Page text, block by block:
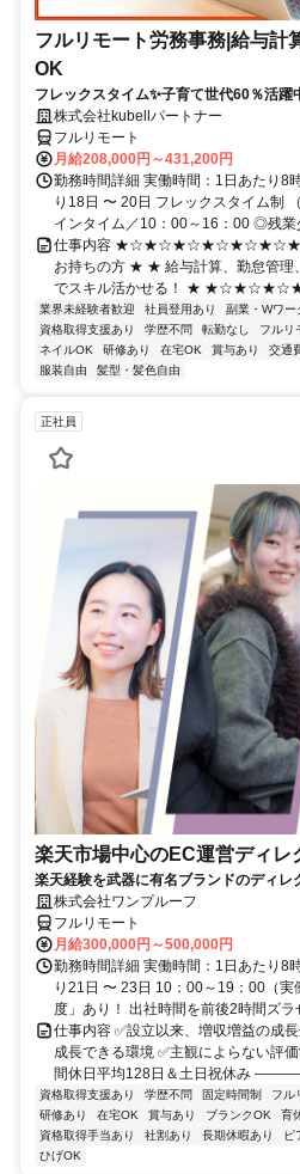
フルリモート労務事務|給与計
OK
フレックスタイム✨子育て世代60％活躍
株式会社kubellパートナー
フルリモート
月給208,000円～431,200円
勤務時間詳細 実働時間：1日あたり8
り18日 〜 20日 フレックスタイム制
インタイム／10：00～16：00 ◎残業
仕事内容
お持ちの方 ★ ★ 給与計算、勤怠管
でスキル活かせる！ ★
業界未経験者歓迎 社員登用あり 副業・Wワー
資格取得支援あり
学歴不問 転勤なし フルリ
ネイルOK
研修あり 在宅OK 賞与あり 交通
服装自由
髪型・髪色自由
正社員
楽天市場中心のEC運営ディレ
楽天経験を武器に有名ブランドのディ
株式会社ワンプルーフ
フルリモート
月給300,000円～500,000円
勤務時間詳細 実働時間：1日あたり8
り21日 〜 23日 10：00～19：00（実
度」あり！ 出社時間を前後2時間ズラ
仕事内容 ✅設立以来、増収増益の成
成長できる環境 ✅主観によらない評
間休日平均128日＆土日祝休
資格取得支援あり 学歴不問 固定時間制 フル
研修あり
在宅OK 賞与あり ブランクOK 育
資格取得手当あり
社割あり 長期休暇あり ピ
ひげOK